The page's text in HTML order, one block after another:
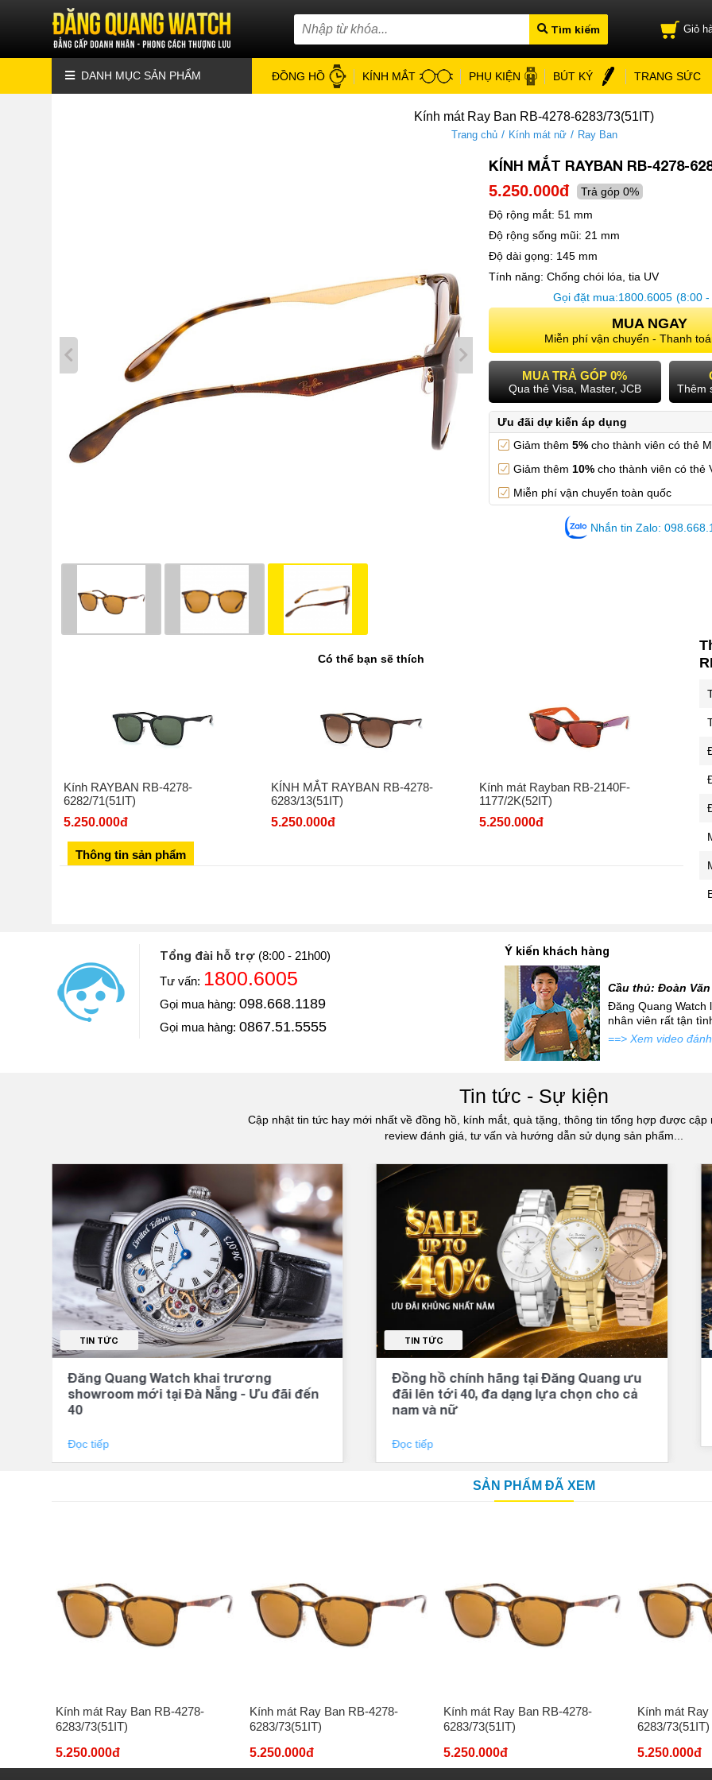
Tìm kiếm Giỏ
DANH MỤC SẢN PHẨM ĐỒNG HỒ KÍNH MẮT PHỤ KIỆN BÚT KÝ TRANG SỨC
Kính mát Ray Ban RB-4278-6283/73(51IT)
Trang chủ / Kính mát nữ / Ray Ban
KÍNH MẮT RAYBAN RB-4278-
5.250.000đ
Trả góp 0%
Độ rộng mắt: 51 mm
Độ rộng sống mũi: 21 mm
Độ dài gọng: 145 mm
Tính năng: Chống chói lóa, tia UV
Gọi đặt mua:1800.6005 (8:00 -
MUA NGAY
Miễn phí vận chuyển - Thanh
MUA TRẢ GÓP 0%
Qua thẻ Visa, Master, JCB Thêm
Ưu đãi dự kiến áp dụng
Giảm thêm 5%cho thành viên có thẻ
Giảm thêm 10%cho thành viên có thẻ
Miễn phí vận chuyển toàn quốc
Nhắn tin Zalo:
Có thể bạn sẽ thích
Kính RAYBAN RB-4278-
6282/71(51IT)
5.250.000đ
KÍNH MẮT RAYBAN RB-4278-
6283/13(51IT)
5.250.000đ
Kính mát Rayban RB-2140F-
1177/2K(52IT)
5.250.000đ
Thông tin sản phẩm
Tổng đài hỗ trợ (8:00 - 21h00)
Tư vấn: 1800.6005
Gọi mua hàng: 098.668.1189
Gọi mua hàng: 0867.51.5555
Ý kiến khách hàng
Diễn viên: Hoàng Kim Ngọc
Khoe với mọi người Ngọc vừa mua một chiếc đồng hồ mới siêu đẹp để đi tặng
luôn và chiếc đồng hồ này Ngọc mua ở Đăng Quang Watch đấy...
Cầu thủ: Đoàn Văn
Đăng Quang Watch
nhân viên rất tận
==> Xem video
Tin tức - Sự kiện
Cập nhật tin tức hay mới nhất về đồng hồ, kính mắt, quà tặng, thông tin tổng hợp được cập
review đánh giá, tư vấn và hướng dẫn sử dụng sản phẩm...
TIN TỨC
Đăng Quang Watch khai trương
showroom mới tại Đà Nẵng - Ưu đãi đến
40
Đọc tiếp
TIN TỨC
Đồng hồ chính hãng tại Đăng Quang ưu
đãi lên tới 40, đa dạng lựa chọn cho cả
nam và nữ
Đọc tiếp
SẢN PHẨM ĐÃ XEM
Kính mát Ray Ban RB-4278-
6283/73(51IT)
5.250.000đ
Kính mát Ray Ban RB-4278-
6283/73(51IT)
5.250.000đ
Kính mát Ray Ban RB-4278-
6283/73(51IT)
5.250.000đ
Kính mát Ray
6283/73(51IT)
5.250.000đ